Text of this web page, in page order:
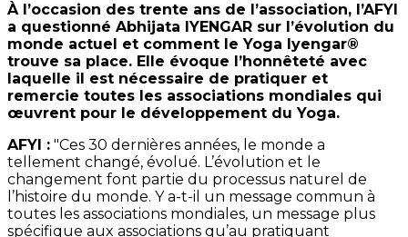
À l’occasion des trente ans de l’association, l’AFYI
a questionné Abhijata IYENGAR sur l’évolution du
monde actuel et comment le Yoga Iyengar®
trouve sa place. Elle évoque l’honnêteté avec
laquelle il est nécessaire de pratiquer et
remercie toutes les associations mondiales qui
œuvrent pour le développement du Yoga.
AFYI : "Ces 30 dernières années, le monde a
tellement changé, évolué. L’évolution et le
changement font partie du processus naturel de
l’histoire du monde. Y a-t-il un message commun à
toutes les associations mondiales, un message plus
spécifique aux associations qu’au pratiquant